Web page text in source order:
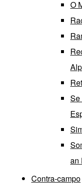
O
Se
an
Contra-campo